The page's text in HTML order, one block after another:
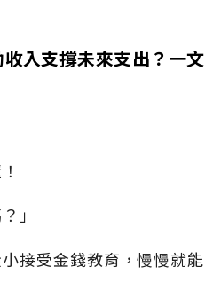
入支撐未來支出？一文
」
接受金錢教育，慢慢就能